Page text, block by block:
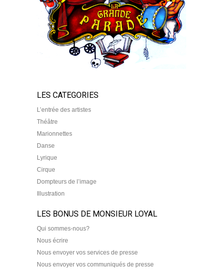
LES CATEGORIES
L’entrée des artistes
Théâtre
Marionnettes
Danse
Lyrique
Cirque
Dompteurs de l’image
Illustration
LES BONUS DE MONSIEUR LOYAL
Qui sommes-nous?
Nous écrire
Nous envoyer vos services de presse
Nous envoyer vos communiqués de presse